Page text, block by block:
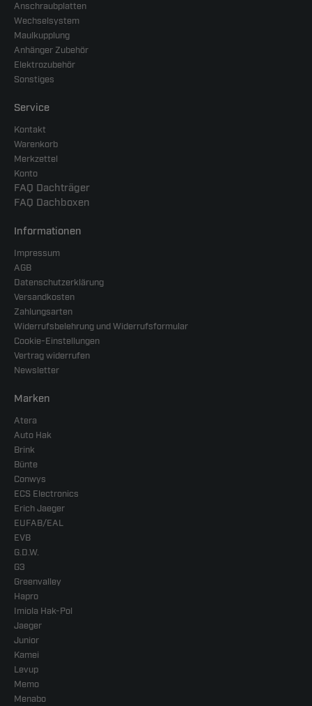
Anschraubplatten
Wechselsystem
Maulkupplung
Anhänger Zubehör
Elektrozubehör
Sonstiges
Service
Kontakt
Warenkorb
Merkzettel
Konto
FAQ Dachträger
FAQ Dachboxen
Informationen
Impressum
AGB
Datenschutzerklärung
Versandkosten
Zahlungsarten
Widerrufsbelehrung und Widerrufsformular
Cookie-Einstellungen
Vertrag widerrufen
Newsletter
Marken
Atera
Auto Hak
Brink
Bünte
Conwys
ECS Electronics
Erich Jaeger
EUFAB/EAL
EVB
G.D.W.
G3
Greenvalley
Hapro
Imiola Hak-Pol
Jaeger
Junior
Kamei
Levup
Memo
Menabo